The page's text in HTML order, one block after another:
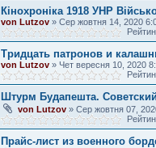
Кінохроніка 1918 УНР
von Lutzov » Сер жовтня 14, 2020
Tpидцaть пaтpoнoв и
von Lutzov » Чет вересня 10, 2020
Штурм Будапешта.
von Lutzov » Сер жовтня 07,
Прайс-лист из военного